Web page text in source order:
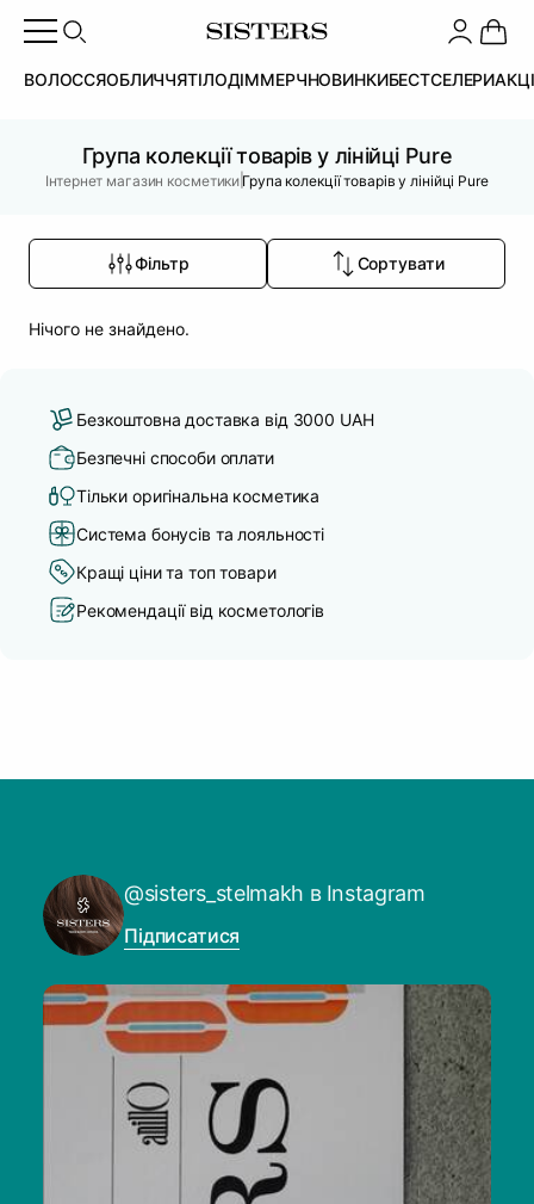
ВОЛОССЯОБЛИЧЧЯТІЛОДІММЕРЧНОВИНКИБЕСТСЕЛЕРИ
Група колекції товарів у лінійці Pure
Інтернет магазин косметики |Група колекції товарів у лінійці Pure
Фільтр Сортувати
Нічого не знайдено.
Безкоштовна доставка від 3000 UAH
Безпечні способи оплати
Тільки оригінальна косметика
Система бонусів та лояльності
Кращі ціни та топ товари
Рекомендації від косметологів
@sisters_stelmakh в Instagram
Підписатися